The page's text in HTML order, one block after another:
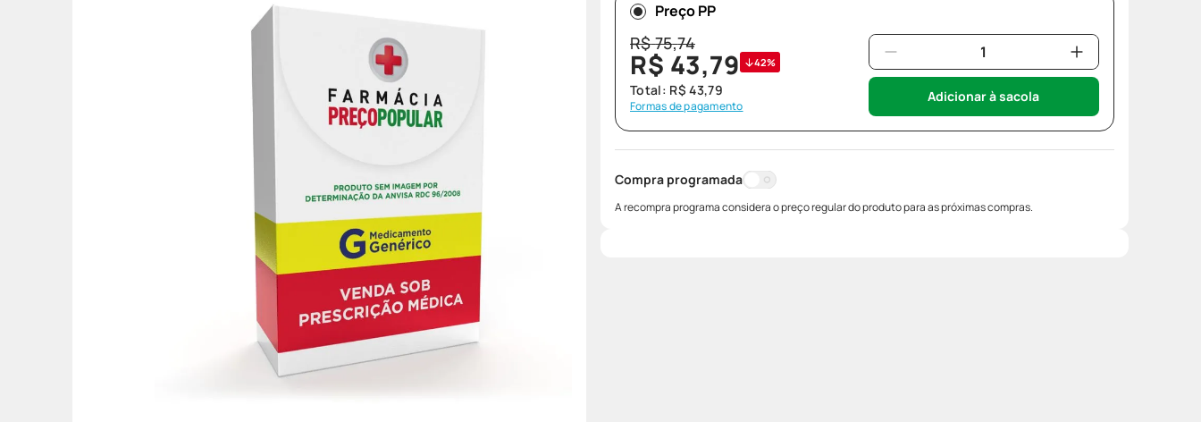
Preço PP
R$75,74
R$ 43,79 42%
Total: R$ 43,79
Formas de pagamento
Adicionar à sacola
Compra programada
A recompra programa considera o preço regular do produto para as próximas compras.